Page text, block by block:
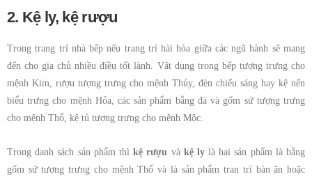
2. Kệ ly, kệ rượu
Trong trang trí nhà bếp nếu trang trí hài hòa giữa các ngũ hành sẽ mang
đến cho gia chủ nhiều điều tốt lành. Vật dụng trong bếp tượng trưng cho
mệnh Kim, rượu tượng trưng cho mệnh Thủy, đèn chiếu sáng hay kệ nến
biểu trưng cho mệnh Hỏa, các sản phẩm bằng đá và gốm sứ tượng trưng
cho mệnh Thổ, kệ tủ tượng trưng cho mệnh Mộc.
Trong danh sách sản phẩm thìkệ rượu và kệ lylà hai sản phẩm là bằng
gốm sứ tượng trưng cho mệnh Thổ và là sản phẩm tran trì bàn ăn hoặc